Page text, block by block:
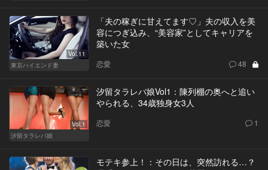
Vol.11
東京ハイエンド妻
「夫の稼ぎに甘えてます♡」夫の収入を美
容につぎ込み、“美容家”としてキャリアを
築いた女
恋愛 48
Vol.1
汐留タラレバ娘
汐留タラレバ娘Vol1：陳列棚の奥へと追い
やられる、34歳独身女3人
恋愛 1
モテキ参上！：その日は、突然訪れる…？